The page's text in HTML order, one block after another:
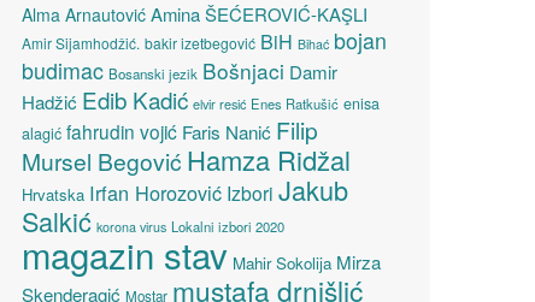
Alma Arnautović Amina ŠEĆEROVIĆ-KAŞLI
Amir Sijamhodžić. bakir izetbegović BiH Bihać bojan
budimac Bosanski jezik Bošnjaci Damir
Hadžić Edib Kadić elvir resić Enes Ratkušić enisa
alagić fahrudin vojić Faris Nanić Filip
Mursel Begović Hamza Ridžal
Hrvatska Irfan Horozović Izbori Jakub
Salkić korona virus Lokalni izbori 2020
magazin stav Mahir Sokolija Mirza
Skenderagić Mostar mustafa drnišlić